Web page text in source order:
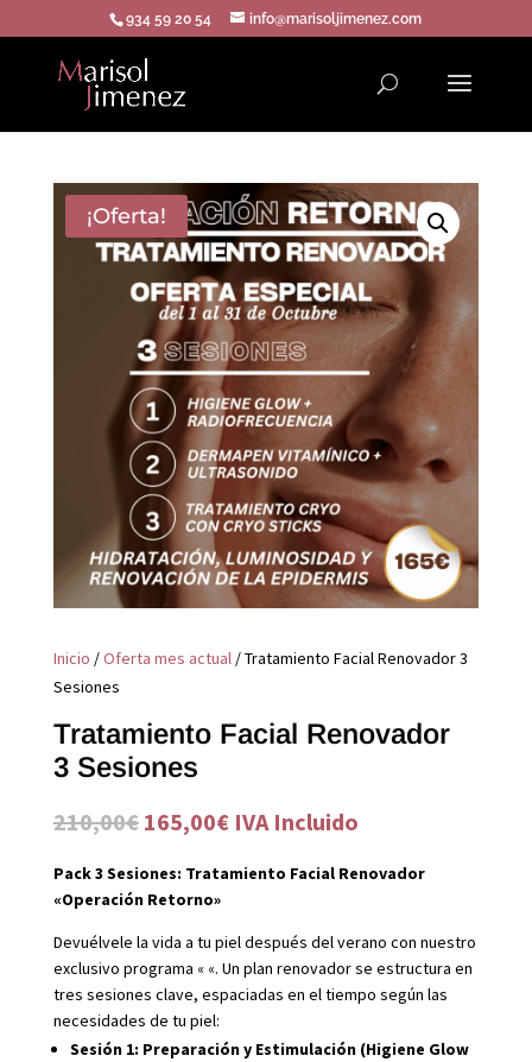
934 59 20 54 info@marisoljimenez.com
¡Oferta!
Inicio /Oferta mes actual/ Tratamiento Facial Renovador 3
Sesiones
Tratamiento Facial Renovador
3 Sesiones
210,00€ El
original
era:
210,00€.
165,00€El
actual
165,00€.
IVA Incluido
Pack 3 Sesiones: Tratamiento Facial Renovador
«Operación Retorno»
Devuélvele la vida a tu piel después del verano con nuestro
exclusivo programa « «. Un plan renovador se estructura en
tres sesiones clave, espaciadas en el tiempo según las
necesidades de tu piel:
Sesión 1: Preparación y Estimulación (Higiene Glow